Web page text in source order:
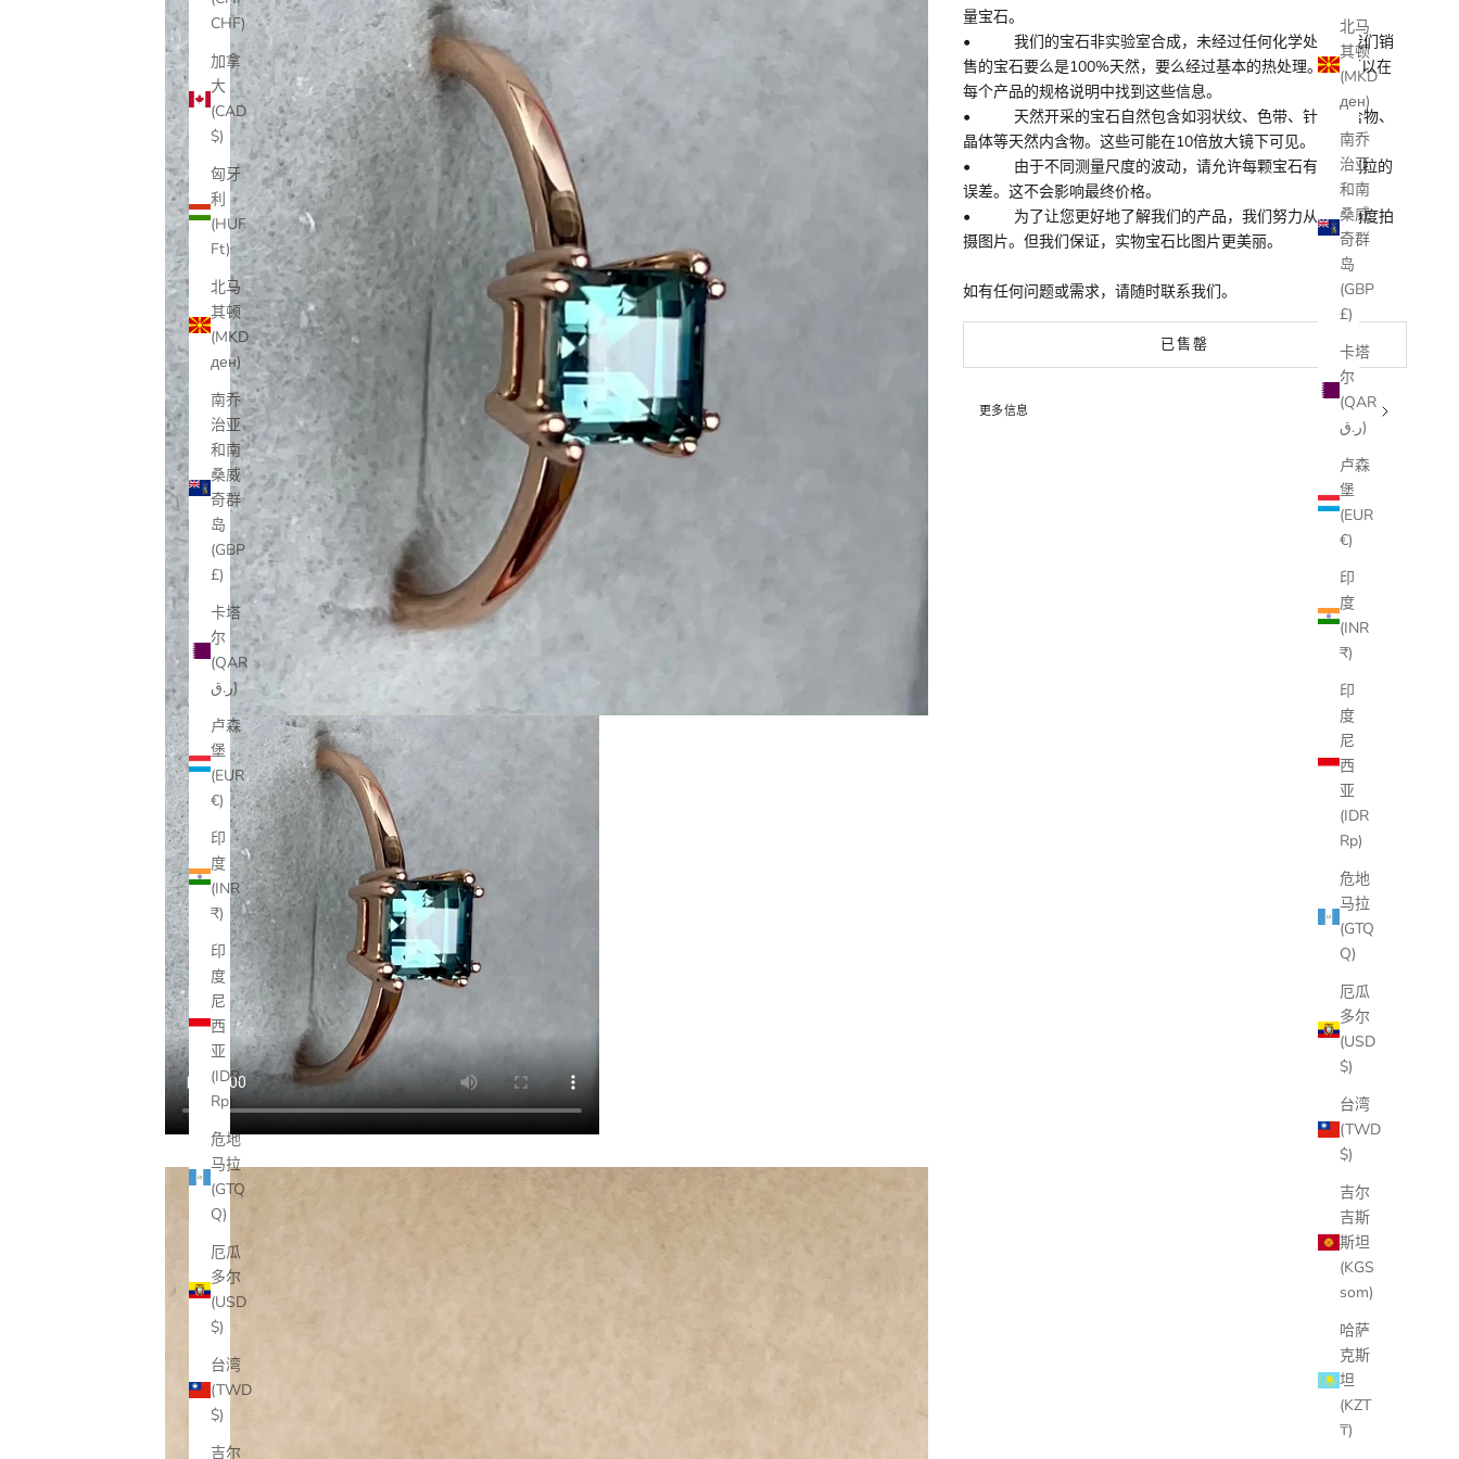
北马
其顿
(MKD
ден)
南乔
治亚
和南
桑威
奇群
岛
(GBP
£)
卡塔
尔
(QAR
ر.ق)
卢森
堡
(EUR
€)
印
度
(INR
₹)
印
度
尼
西
亚
(IDR
Rp)
危地
马拉
(GTQ
Q)
厄瓜
多尔
(USD
$)
台湾
(TWD
$)
吉尔
吉斯
斯坦
(KGS
som)
哈萨
克斯
坦
(KZT
₸)
CHF)
加拿
大
(CAD
$)
匈牙
利
(HUF
Ft)
北马
其顿
(MKD
ден)
南乔
治亚
和南
桑威
奇群
岛
(GBP
£)
卡塔
尔
(QAR
ر.ق)
卢森
堡
(EUR
€)
印
度
(INR
₹)
印
度
尼
西
亚
(IDR
Rp)
危地
马拉
(GTQ
Q)
厄瓜
多尔
(USD
$)
台湾
(TWD
$)
吉尔
量宝石。
•
我们的宝石非实验室合成，未经过任何化学处理。我们销
售的宝石要么是100%天然，要么经过基本的热处理。 您可以在
每个产品的规格说明中找到这些信息。
•
天然开采的宝石自然包含如羽状纹、色带、针状内含物、
晶体等天然内含物。这些可能在10倍放大镜下可见。
•
由于不同测量尺度的波动，请允许每颗宝石有±0.1克拉的
误差。这不会影响最终价格。
•
为了让您更好地了解我们的产品，我们努力从不同角度拍
摄图片。但我们保证，实物宝石比图片更美丽。
如有任何问题或需求，请随时联系我们。
已售罄
更多信息